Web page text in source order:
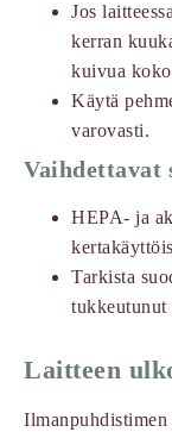
Jos
kerran
kuivua
Käytä
varovasti.
Vaihdettavat
HEPA- ja
Tarkista
tukkeutunut
Laitteen